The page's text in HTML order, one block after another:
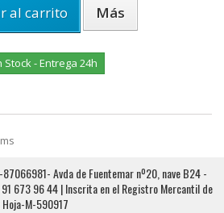
al carrito Más
Stock - Entrega 24h
87066981- Avda de Fuentemar nº20, nave B24 -
673 96 44 | Inscrita en el Registro Mercantil de
M-590917